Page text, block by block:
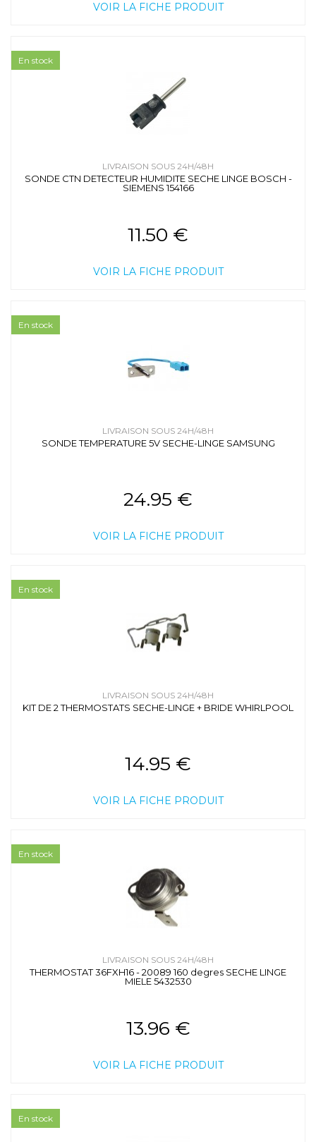
VOIR LA FICHE PRODUIT
LIVRAISON SOUS 24H/48H
SONDE CTN DETECTEUR HUMIDITE SECHE LINGE BOSCH -
SIEMENS 154166
11.50 €
VOIR LA FICHE PRODUIT
En stock
LIVRAISON SOUS 24H/48H
SONDE TEMPERATURE 5V SECHE-LINGE SAMSUNG
24.95 €
VOIR LA FICHE PRODUIT
En stock
LIVRAISON SOUS 24H/48H
KIT DE 2 THERMOSTATS SECHE-LINGE + BRIDE WHIRLPOOL
14.95 €
VOIR LA FICHE PRODUIT
En stock
LIVRAISON SOUS 24H/48H
THERMOSTAT 36FXH16 - 20089 160 degres SECHE LINGE
MIELE 5432530
13.96 €
VOIR LA FICHE PRODUIT
En stock
En stock